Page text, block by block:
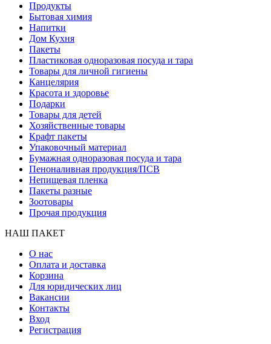
Продукты
Бытовая химия
Напитки
Дом Кухня
Пакеты
Пластиковая одноразовая посуда и тара
Товары для личной гигиены
Канцелярия
Красота и здоровье
Подарки
Товары для детей
Хозяйственные товары
Крафт пакеты
Упаковочный материал
Бумажная одноразовая посуда и тара
Пеноналивная продукция/ПСВ
Непищевая пленка
Пакеты разные
Зоотовары
Прочая продукция
НАШ ПАКЕТ
О нас
Оплата и доставка
Корзина
Для юридических лиц
Вакансии
Контакты
Вход
Регистрация